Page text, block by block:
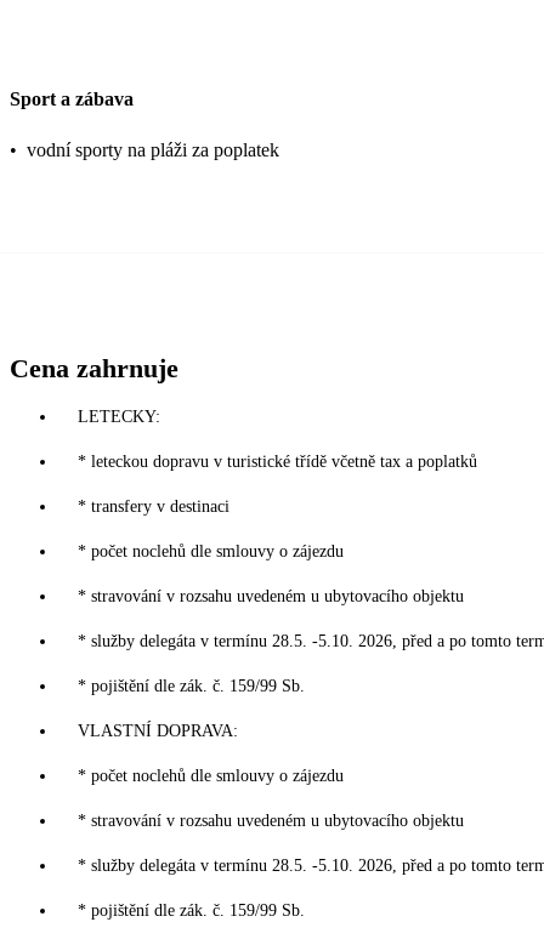
Sport a zábava
• vodní sporty na pláži za poplatek
Cena zahrnuje
LETECKY:
* leteckou dopravu v turistické třídě včetně tax a poplatků
* transfery v destinaci
* počet noclehů dle smlouvy o zájezdu
* stravování v rozsahu uvedeném u ubytovacího objektu
* služby delegáta v termínu 28.5. -5.10. 2026, před a po tomto
* pojištění dle zák. č. 159/99 Sb.
VLASTNÍ DOPRAVA:
* počet noclehů dle smlouvy o zájezdu
* stravování v rozsahu uvedeném u ubytovacího objektu
* služby delegáta v termínu 28.5. -5.10. 2026, před a po tomto
* pojištění dle zák. č. 159/99 Sb.